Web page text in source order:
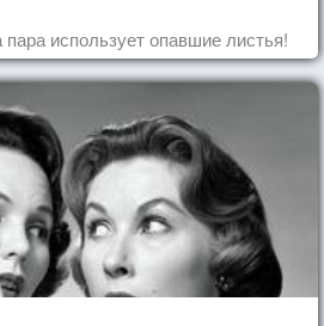
использует опавшие листья!